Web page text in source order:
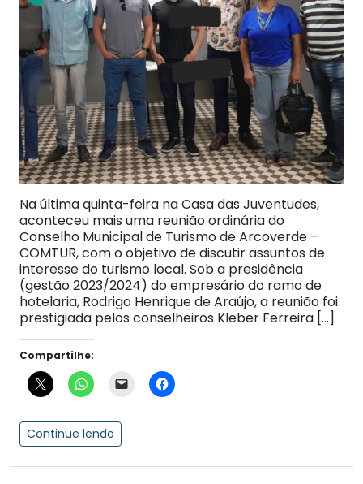
Na última quinta-feira na Casa das Juventudes,
aconteceu mais uma reunião ordinária do
Conselho Municipal de Turismo de Arcoverde –
COMTUR, com o objetivo de discutir assuntos de
interesse do turismo local. Sob a presidência
(gestão 2023/2024) do empresário do ramo de
hotelaria, Rodrigo Henrique de Araújo, a reunião foi
prestigiada pelos conselheiros Kleber Ferreira […]
Compartilhe:
Continue lendo